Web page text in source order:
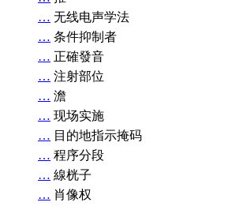
… 无线电声学法
… 条件抑制者
… 正確發音
… 注射部位
… 澹
… 现场实施
… 目的地指示掩码
… 程序分段
… 線桄子
… 肖像权